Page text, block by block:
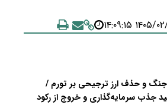
۳۰ ۱۴:۰۹:۱۵
جنگ و حذف ارز ترجیحی بر تورم /
جذب سرمایه‌گذاری و خروج از رکود